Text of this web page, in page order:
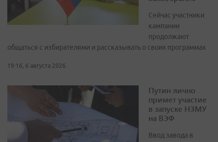
Сейчас участники
кампании
продолжают
общаться с избирателями и рассказывать о своих программах
19:16, 6 августа 2026
Путин лично
примет участие
в запуске НЗМУ
на ВЭФ
Ввод завода в